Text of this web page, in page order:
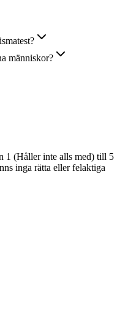
människor?
1 (Håller inte alls med) till 5
inga rätta eller felaktiga